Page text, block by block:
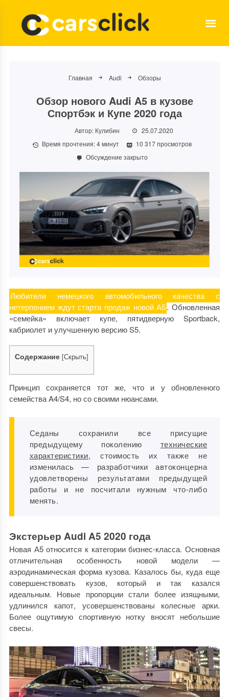
Главная Audi Обзоры
Обзор нового Audi A5 в кузове
Спортбэк и Купе 2020 года
Автор: Кулибин
25.07.2020
Время прочтения:4минут
10 317 просмотров
Обсуждение закрыто
Любители немецкого автомобильного качества с
нетерпением ждут старта продаж новой А5. Обновленная
«семейка» включает купе, пятидверную Sportback,
кабриолет и улучшенную версию S5.
Содержание [Скрыть]
Принцип сохраняется тот же, что и у обновленного
семейства A4/S4, но со своими нюансами.
Седаны сохранили все присущие
предыдущему поколению технические
характеристики, стоимость их также не
изменилась — разработчики автоконцерна
удовлетворены результатами предыдущей
работы и не посчитали нужным что-либо
менять.
Экстерьер Audi A5 2020 года
Новая А5 относится к категории бизнес-класса. Основная
отличительная особенность новой модели —
аэродинамическая форма кузова. Казалось бы, куда еще
совершенствовать кузов, который и так казался
идеальным. Новые пропорции стали более изящными,
удлинился капот, усовершенствованы колесные арки.
Более ощутимую спортивную нотку вносят небольшие
свесы.